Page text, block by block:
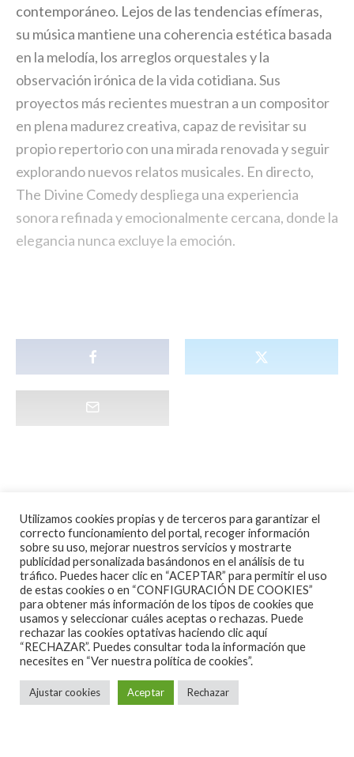
contemporáneo. Lejos de las tendencias efímeras,
su música mantiene una coherencia estética basada
en la melodía, los arreglos orquestales y la
observación irónica de la vida cotidiana. Sus
proyectos más recientes muestran a un compositor
en plena madurez creativa, capaz de revisitar su
propio repertorio con una mirada renovada y seguir
explorando nuevos relatos musicales. En directo,
The Divine Comedy despliega una experiencia
sonora refinada y emocionalmente cercana, donde la
elegancia nunca excluye la emoción.
Utilizamos cookies propias y de terceros para garantizar el
correcto funcionamiento del portal, recoger información
sobre su uso, mejorar nuestros servicios y mostrarte
publicidad personalizada basándonos en el análisis de tu
tráfico. Puedes hacer clic en “ACEPTAR” para permitir el uso
de estas cookies o en “CONFIGURACIÓN DE COOKIES”
para obtener más información de los tipos de cookies que
usamos y seleccionar cuáles aceptas o rechazas. Puede
rechazar las cookies optativas haciendo clic aquí
“RECHAZAR”. Puedes consultar toda la información que
necesites en “Ver nuestra política de cookies”.
Ajustar cookies Aceptar Rechazar